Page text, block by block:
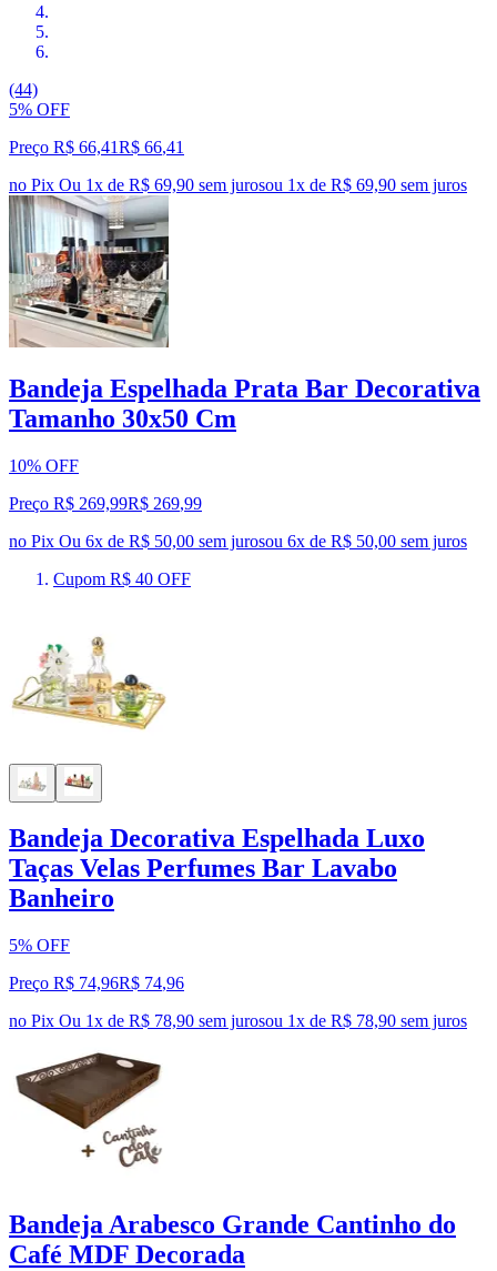
(44)
5% OFF
Preço R$ 66,41R$ 66,41
no Pix Ou 1x de R$ 69,90 sem jurosou 1x de R$ 69,90 sem juros
Bandeja Espelhada Prata Bar Decorativa
Tamanho 30x50 Cm
10% OFF
Preço R$ 269,99R$ 269,99
no Pix Ou 6x de R$ 50,00 sem jurosou 6x de R$ 50,00 sem juros
Cupom R$ 40 OFF
Bandeja Decorativa Espelhada Luxo
Taças Velas Perfumes Bar Lavabo
Banheiro
5% OFF
Preço R$ 74,96R$ 74,96
no Pix Ou 1x de R$ 78,90 sem jurosou 1x de R$ 78,90 sem juros
Bandeja Arabesco Grande Cantinho do
Café MDF Decorada